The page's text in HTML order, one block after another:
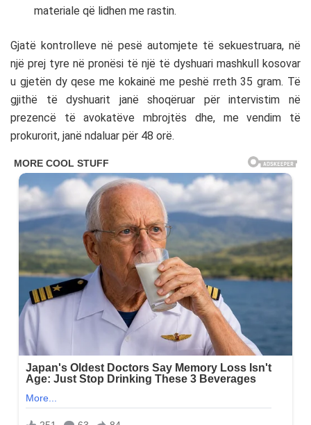
materiale që lidhen me rastin.
Gjatë kontrolleve në pesë automjete të sekuestruara, në
një prej tyre në pronësi të një të dyshuari mashkull kosovar
u gjetën dy qese me kokainë me peshë rreth 35 gram. Të
gjithë të dyshuarit janë shoqëruar për intervistim në
prezencë të avokatëve mbrojtës dhe, me vendim të
prokurorit, janë ndaluar për 48 orë.